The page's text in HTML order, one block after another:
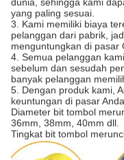
yang paling sesuai.
3. Kami memiliki biaya
pelanggan dari pabrik,
menguntungkan di pasar
4. Semua pelanggan
sebelum dan sesudah
banyak pelanggan
5. Dengan produk kami,
keuntungan di pasar
Diameter bit tombol
36mm, 38mm, 40mm dll.
Tingkat bit tombol